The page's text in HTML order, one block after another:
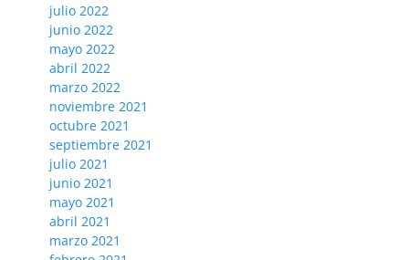
julio 2022
junio 2022
mayo 2022
abril 2022
marzo 2022
noviembre 2021
octubre 2021
septiembre 2021
julio 2021
junio 2021
mayo 2021
abril 2021
marzo 2021